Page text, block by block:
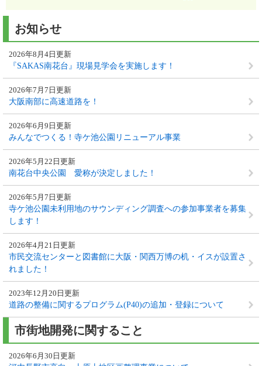
お知らせ
『SAKAS南花台』現場見学会を実施します！
2026年8月4日更新
大阪南部に高速道路を！
2026年7月7日更新
みんなでつくる！寺ケ池公園リニューアル事業
2026年6月9日更新
南花台中央公園 愛称が決定しました！
2026年5月22日更新
寺ケ池公園未利用地のサウンディング調査への参加事業者を募集
します！
2026年5月7日更新
市民交流センターと図書館に大阪・関西万博の机・イスが設置さ
れました！
2026年4月21日更新
道路の整備に関するプログラム(P40)の追加・登録について
2023年12月20日更新
市街地開発に関すること
2026年6月30日更新